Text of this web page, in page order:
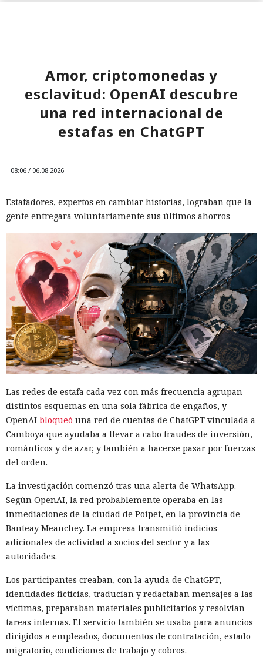
Amor, criptomonedas y
esclavitud: OpenAI descubre
una red internacional de
estafas en ChatGPT
08:06 / 06.08.2026
Estafadores, expertos en cambiar historias, lograban que la
gente entregara voluntariamente sus últimos ahorros
Las redes de estafa cada vez con más frecuencia agrupan
distintos esquemas en una sola fábrica de engaños, y
OpenAI bloqueó una red de cuentas de ChatGPT vinculada a
Camboya que ayudaba a llevar a cabo fraudes de inversión,
románticos y de azar, y también a hacerse pasar por fuerzas
del orden.
La investigación comenzó tras una alerta de WhatsApp.
Según OpenAI, la red probablemente operaba en las
inmediaciones de la ciudad de Poipet, en la provincia de
Banteay Meanchey. La empresa transmitió indicios
adicionales de actividad a socios del sector y a las
autoridades.
Los participantes creaban, con la ayuda de ChatGPT,
identidades ficticias, traducían y redactaban mensajes a las
víctimas, preparaban materiales publicitarios y resolvían
tareas internas. El servicio también se usaba para anuncios
dirigidos a empleados, documentos de contratación, estado
migratorio, condiciones de trabajo y cobros.